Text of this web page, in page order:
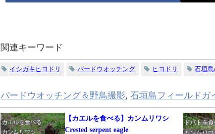
関連キーワード
イシガキヒヨドリ バードウオッチング ヒヨドリ 石垣
バードウオッチング＆野鳥撮影,石垣島フィールドガ
【カエルを食べる】カンムリワシ
Crested serpent eagle